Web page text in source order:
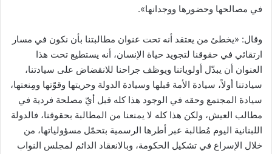
في مصالحها وحضورها ووجدانها».
وقال: «يخطئ من يعتقد أنه تحت عنوان مطالبتنا بأن نكون في مسار
ارتقائي في حقوقنا لتجويد حياة الإنسان، أنه يستطيع تحت هذا
العنوان أن يبدّل أولوياتنا ويوظف جراحنا للانقضاض على سيادتنا،
سيادتنا أولاً، سيادة الأمة قبلها وسيادة الدولة وحريتها وقوّتها ومِنعتها،
سيادة المجتمع وحقه في الوجود هذا كله قبل أيّ مصلحة فردية في
مطالب العيش، ولكن هذا كله لا يمنعنا من المطالبة بحقوقنا، فالدولة
اللبنانية اليوم مُطالبة عبر أطرها الرسمية بتحمّل مسؤولياتها، من
خلال الإسراع في تشكيل الحكومة، وبالانعقاد الدائم لمجلس النواب